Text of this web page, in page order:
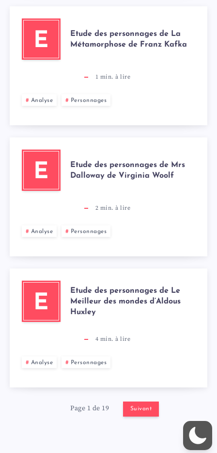
E
Etude des personnages de La
Métamorphose de Franz Kafka
1 min. à lire
Analyse Personnages
E
Etude des personnages de Mrs
Dalloway de Virginia Woolf
2 min. à lire
Analyse Personnages
E
Etude des personnages de Le
Meilleur des mondes d’Aldous
Huxley
4 min. à lire
Analyse Personnages
Page 1 de 19 Suivant